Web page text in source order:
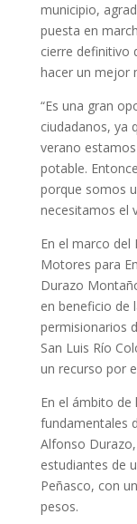
municipio,
puesta en
cierre definitivo
hacer un mejor
“Es una gran
ciudadanos, ya
verano
potable.
porque somos
necesitamos el
En el marco
Motores para
Durazo
en beneficio de
permisionarios
San Luis Río
un recurso por
En el ámbito de
fundamentales
Alfonso
estudiantes de
Peñasco, con
pesos.